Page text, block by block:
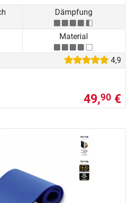
Dämpfung
Material
4,9
49,90 €